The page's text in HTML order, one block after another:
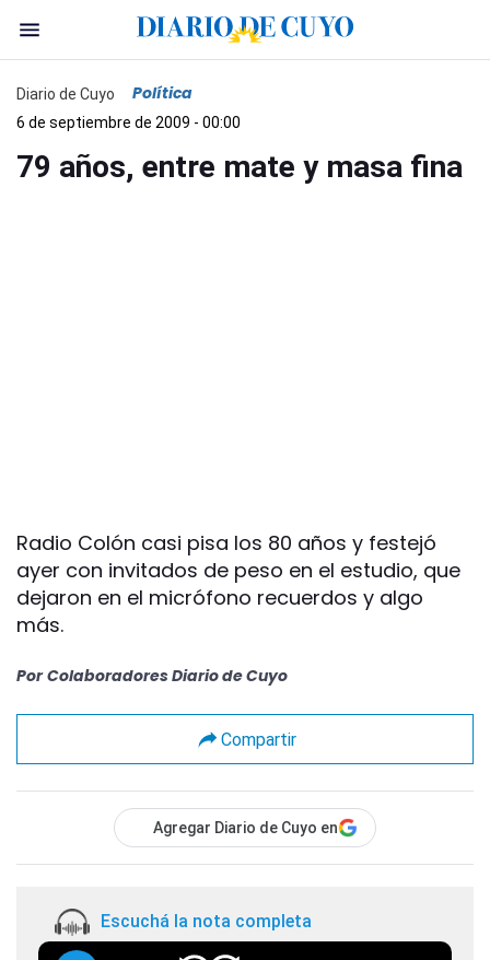
Diario de Cuyo Política
6 de septiembre de 2009 - 00:00
79 años, entre mate y masa fina
Radio Colón casi pisa los 80 años y festejó
ayer con invitados de peso en el estudio, que
dejaron en el micrófono recuerdos y algo
más.
Por Colaboradores Diario de Cuyo
Compartir
Agregar Diario de Cuyo en
Escuchá la nota completa